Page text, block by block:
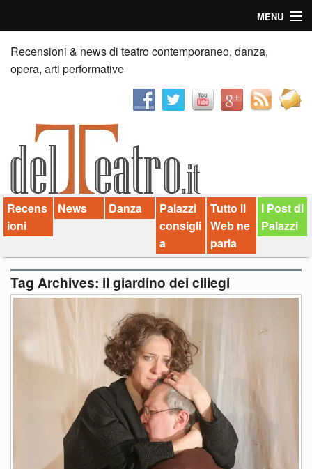
MENU
Home
Recensioni
News
Palazzi consiglia
Video
Chi siamo
Contatti
dT in English
Recensioni & news di teatro contemporaneo, danza,
opera, arti performative
Recens
ioni
News Danza
Palazzi
consigli
a
Tutto il
Web ne
parla
I Post di
Palazzi
Tag Archives: il giardino dei ciliegi